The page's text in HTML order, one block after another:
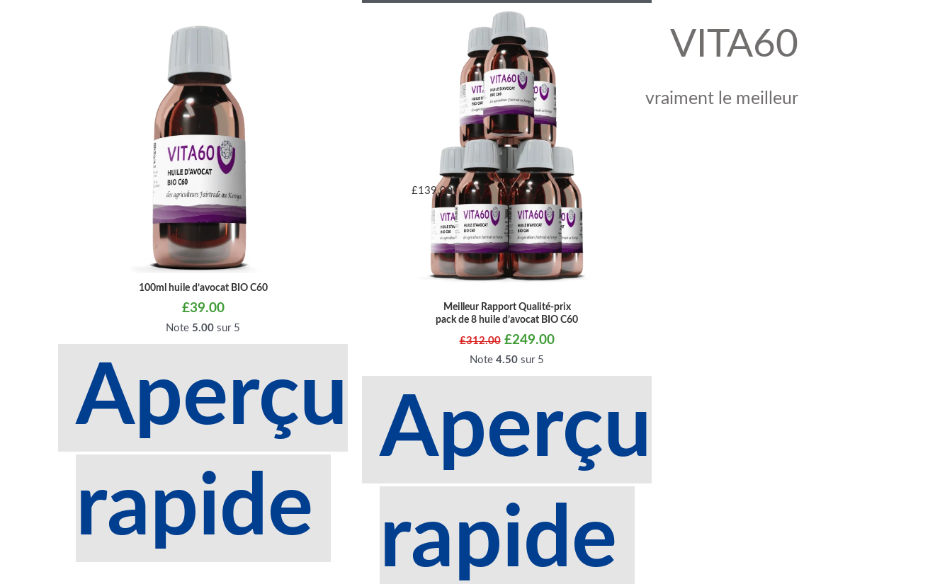
100ml huile d’avocat BIO C60
£39.00
Note 5.00 sur 5
Aperçu
rapide
Meilleur Rapport Qualité-prix
pack de 8 huile d’avocat BIO C60
£312.00
prix
initial
était :
£312.00.
£249.00
Note 4.50 sur 5
Aperçu
rapide
VITA60
vraiment le meilleur
£139.00